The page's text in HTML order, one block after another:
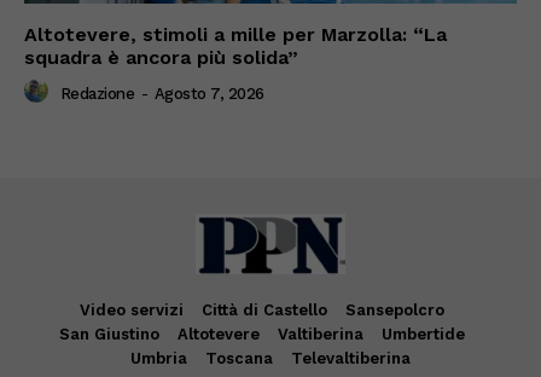
Altotevere, stimoli a mille per Marzolla: “La
squadra è ancora più solida”
Redazione - Agosto 7, 2026
Video servizi Città di Castello
Sansepolcro
San Giustino
Altotevere Valtiberina
Umbertide
Umbria
Toscana Televaltiberina